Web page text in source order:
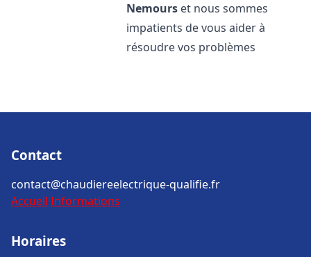
Nemours et nous sommes
impatients de vous aider à
résoudre vos problèmes
Contact
contact@chaudiereelectrique-qualifie.fr
Accueil Informations
Horaires